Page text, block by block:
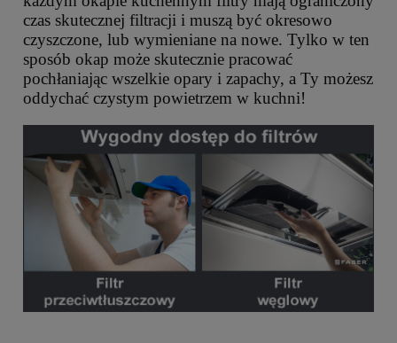
czas skutecznej filtracji i muszą być okresowo
czyszczone, lub wymieniane na nowe. Tylko w ten
sposób okap może skutecznie pracować
pochłaniając wszelkie opary i zapachy, a Ty możesz
oddychać czystym powietrzem w kuchni!